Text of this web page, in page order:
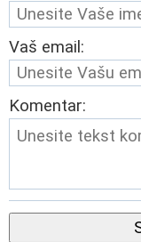
Vaš email:
Komentar: